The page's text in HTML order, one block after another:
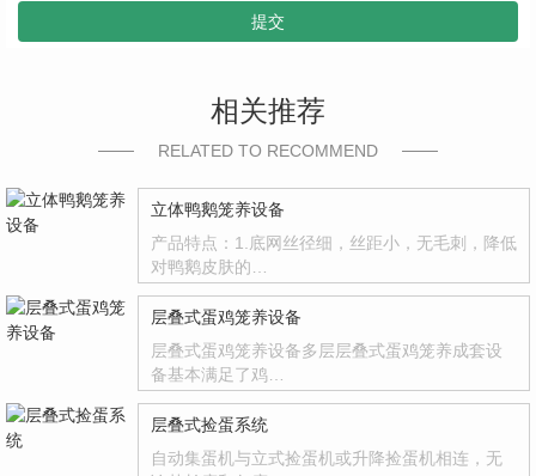
提交
相关推荐
RELATED TO RECOMMEND
立体鸭鹅笼养设备
产品特点：1.底网丝径细，丝距小，无毛刺，降低
对鸭鹅皮肤的…
层叠式蛋鸡笼养设备
层叠式蛋鸡笼养设备多层层叠式蛋鸡笼养成套设
备基本满足了鸡…
层叠式捡蛋系统
自动集蛋机与立式捡蛋机或升降捡蛋机相连，无